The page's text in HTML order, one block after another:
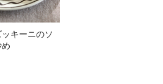
キーニのソ